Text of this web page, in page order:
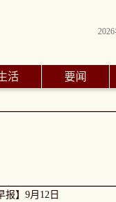
活 要闻
报】9月12日